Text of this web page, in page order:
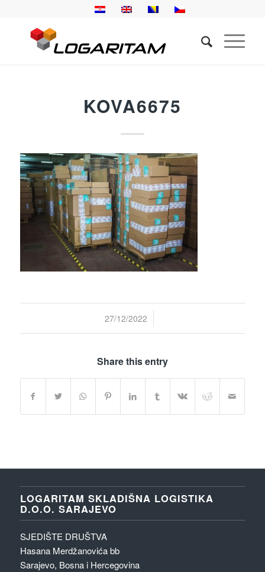
KOVA6675
27/12/2022
/
Share this entry
LOGARITAM SKLADIŠNA LOGISTIKA
D.O.O. SARAJEVO
SJEDIŠTE DRUŠTVA
Hasana Merdžanovića bb
Sarajevo, Bosna i Hercegovina